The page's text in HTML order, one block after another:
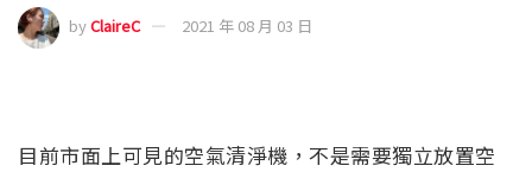
byClaireC 2021 年 08 月 03 日
目前市面上可見的空氣清淨機，不是需要獨立放置空